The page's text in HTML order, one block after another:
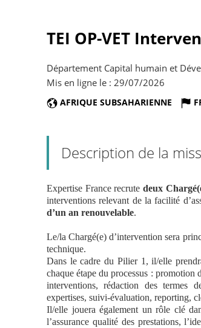
TEI OP-VET
Département Capital humain et
Mis en ligne le : 29/07/2026
AFRIQUE SUBSAHARIENNE
Description de la
Expertise France recrutedeux
interventions relevant de la facilité
d’un an renouvelable.
Le/la Chargé(e) d’intervention sera
technique.
Dans le cadre du Pilier 1, il/elle
chaque étape du processus : promotion
interventions, rédaction des termes
expertises, suivi-évaluation, reporting,
Il/elle jouera également un rôle clé
l’assurance qualité des prestations,